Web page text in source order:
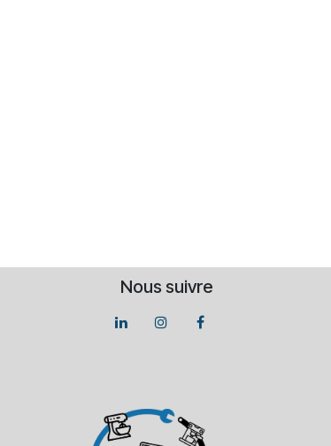
Nous suivre